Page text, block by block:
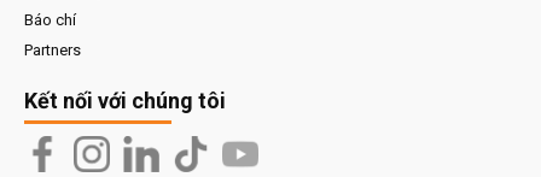
Báo chí
Partners
Kết nối với chúng tôi